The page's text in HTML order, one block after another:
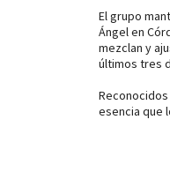
El grupo
Ángel en
mezclan y
últimos tres
esencia que